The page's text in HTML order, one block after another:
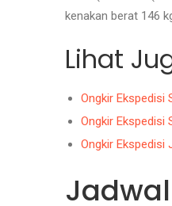
kenakan berat 146
Lihat
Ongkir Ekspedisi
Ongkir Ekspedisi
Ongkir Ekspedisi